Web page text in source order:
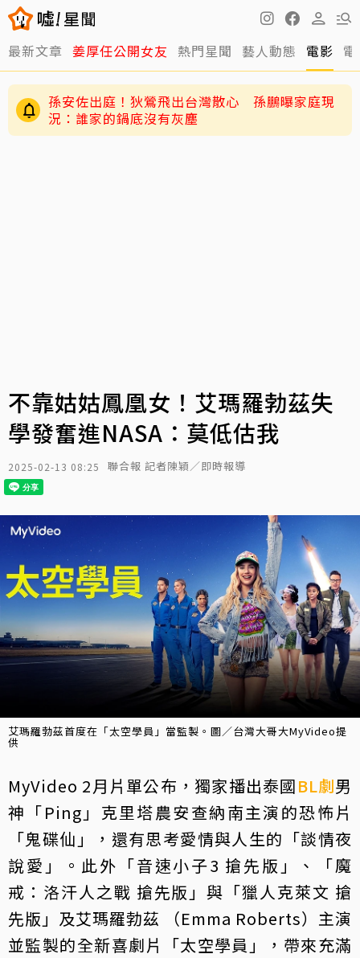
最新文章 姜厚任公開女友 熱門星聞 藝人動態 電影
孫安佐出庭！狄鶯飛出台灣散心 孫鵬曝家庭現
況：誰家的鍋底沒有灰塵
不靠姑姑鳳凰女！艾瑪羅勃茲失
學發奮進NASA：莫低估我
2025-02-13 08:25 聯合報 記者陳穎／即時報導
艾瑪羅勃茲首度在「太空學員」當監製。圖／台灣大哥大MyVideo提
供
MyVideo 2月片單公布，獨家播出泰國BL劇男
神「Ping」克里塔農安查納南主演的恐怖片
「鬼碟仙」，還有思考愛情與人生的「談情夜
說愛」。此外「音速小子3 搶先版」、「魔
戒：洛汗人之戰 搶先版」與「獵人克萊文 搶
先版」及艾瑪羅勃茲 （Emma Roberts）主演
並監製的全新喜劇片「太空學員」，帶來充滿